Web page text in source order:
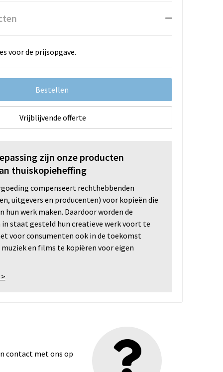
voor de prijsopgave.
Bestellen
Vrijblijvende offerte
zijn onze producten
thuiskopieheffing
compenseert rechthebbenden
uitgevers en producenten) voor kopieën die
hun werk maken. Daardoor worden de
staat gesteld hun creatieve werk voort te
voor consumenten ook in de toekomst
en films te kopiëren voor eigen
contact met ons op